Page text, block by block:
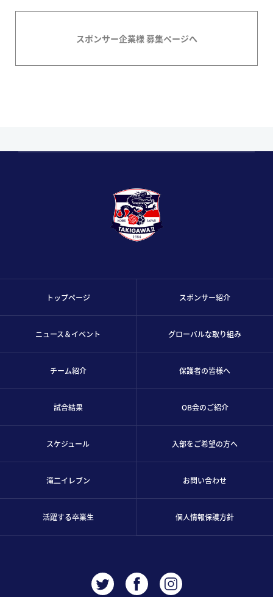
スポンサー企業様 募集ページへ
トップページ
ニュース＆イベント
チーム紹介
試合結果
スケジュール
滝二イレブン
活躍する卒業生
スポンサー紹介
グローバルな取り組み
保護者の皆様へ
OB会のご紹介
入部をご希望の方へ
お問い合わせ
個人情報保護方針